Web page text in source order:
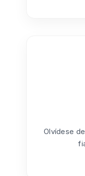
Olvídese